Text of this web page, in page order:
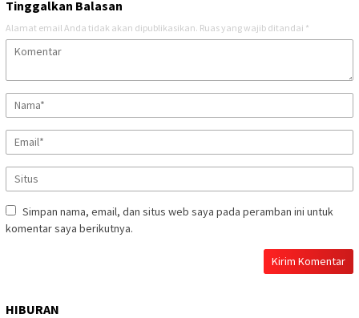
Tinggalkan Balasan
Alamat email Anda tidak akan dipublikasikan. Ruas yang wajib ditandai *
Simpan nama, email, dan situs web saya pada peramban ini untuk
komentar saya berikutnya.
HIBURAN